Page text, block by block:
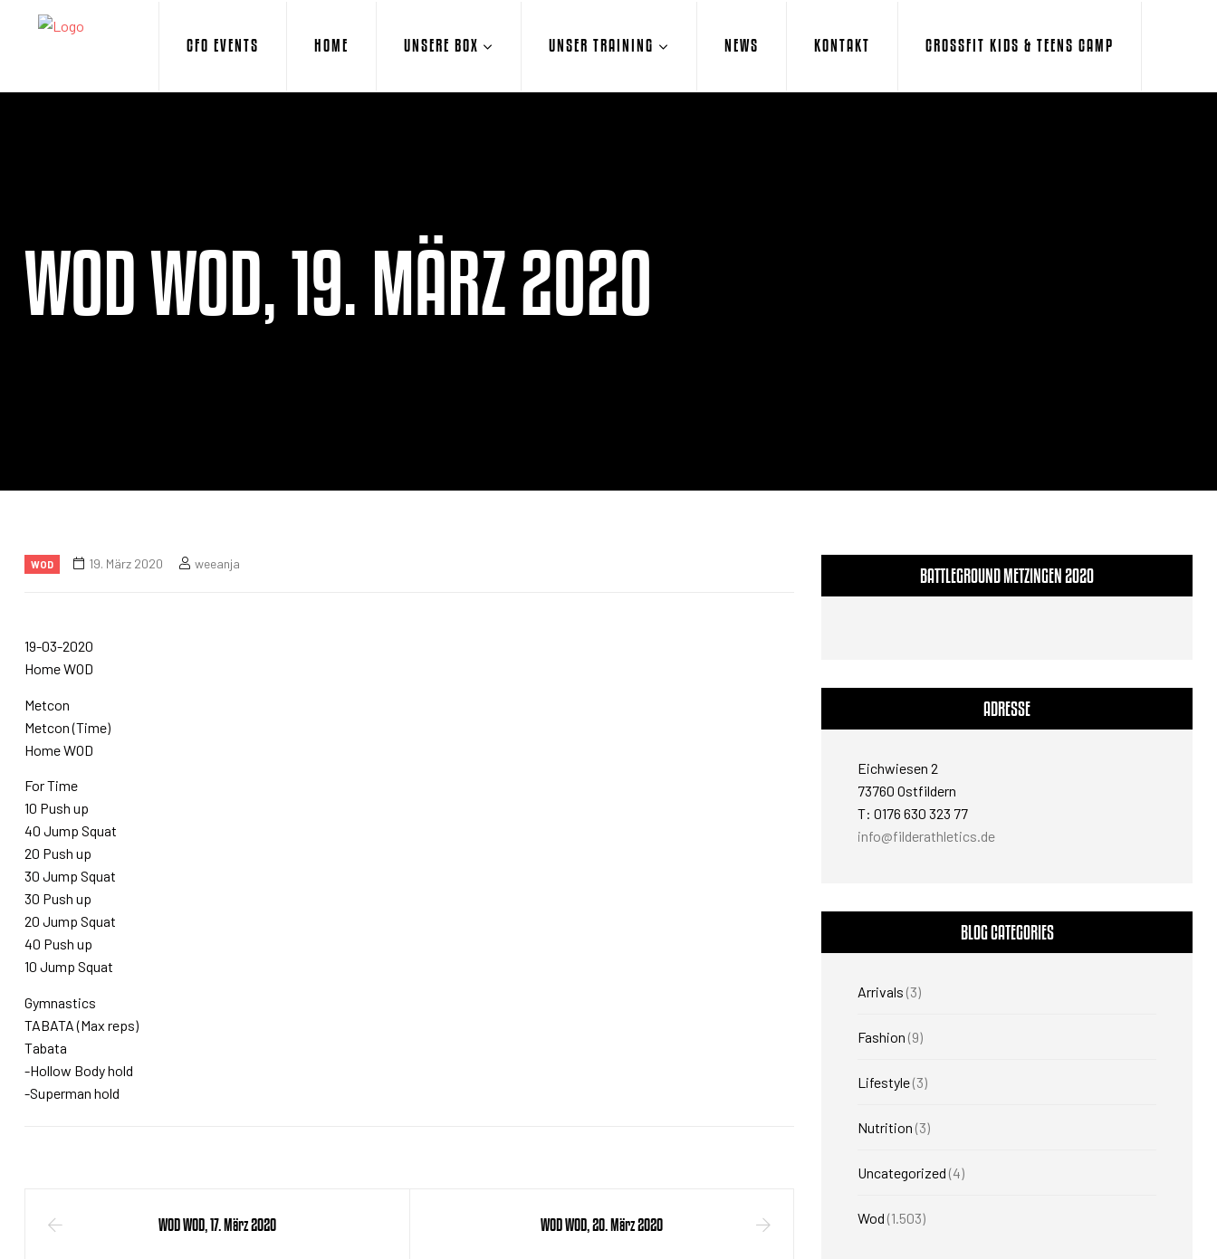
CFO EVENTS HOME UNSERE BOX UNSER TRAINING NEWS KONTAKT CROSSFIT KIDS & TEENS CAMP
WOD WOD, 19. MÄRZ 2020
WOD 19. März 2020 weeanja
19-03-2020
Home WOD
Metcon
Metcon (Time)
Home WOD
For Time
10 Push up
40 Jump Squat
20 Push up
30 Jump Squat
30 Push up
20 Jump Squat
40 Push up
10 Jump Squat
Gymnastics
TABATA (Max reps)
Tabata
-Hollow Body hold
-Superman hold
WOD WOD, 17. März 2020 WOD WOD, 20. März 2020
BATTLEGROUND METZINGEN 2020
ADRESSE
Eichwiesen 2
73760 Ostfildern
T: 0176 630 323 77
info@filderathletics.de
BLOG CATEGORIES
Arrivals (3)
Fashion (9)
Lifestyle(3)
Nutrition (3)
Uncategorized (4)
Wod (1.503)